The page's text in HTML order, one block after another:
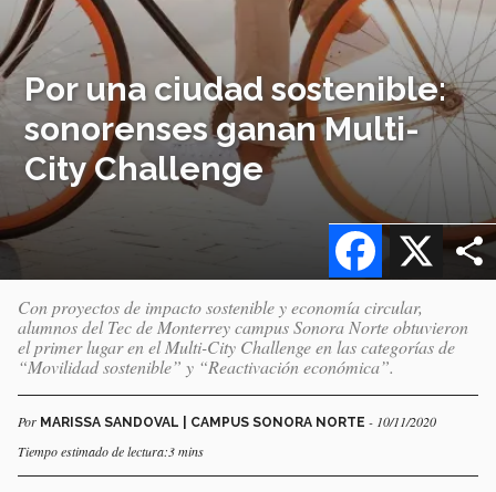
Por una ciudad sostenible:
sonorenses ganan Multi-
City Challenge
X
Facebook
Con proyectos de impacto sostenible y economía circular,
alumnos del Tec de Monterrey campus Sonora Norte obtuvieron
el primer lugar en el Multi-City Challenge en las categorías de
“Movilidad sostenible” y “Reactivación económica”.
Por MARISSA SANDOVAL | CAMPUS SONORA NORTE - 10/11/2020
Tiempo estimado de lectura:3 mins